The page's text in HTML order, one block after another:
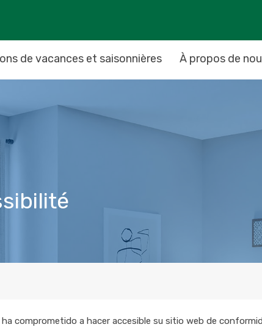
de vacances et saisonnières À propos de
ha comprometido a hacer accesible su sitio web de